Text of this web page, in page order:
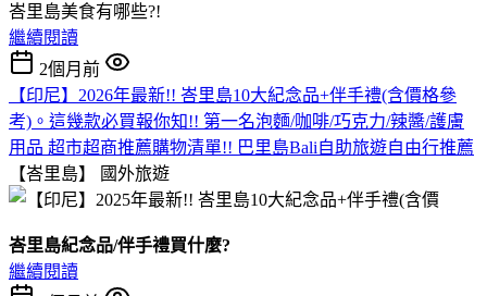
峇里島美食有哪些?!
繼續閱讀
2個月前
【印尼】2026年最新!! 峇里島10大紀念品+伴手禮(含價格參
考)。這幾款必買報你知!! 第一名泡麵/咖啡/巧克力/辣醬/護膚
用品 超市超商推薦購物清單!! 巴里島Bali自助旅遊自由行推薦
【峇里島】
國外旅遊
峇里島紀念品/伴手禮買什麼?
繼續閱讀